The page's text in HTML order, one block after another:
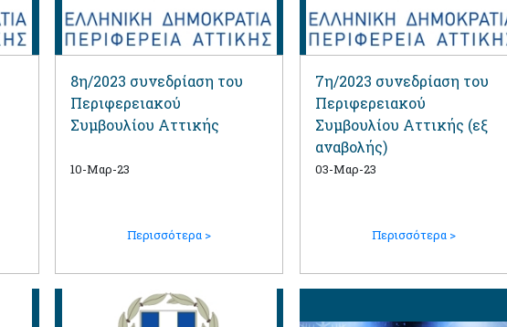
8η/2023 συνεδρίαση του
Περιφερειακού
Συμβουλίου Αττικής
10-Μαρ-23
Περισσότερα >
7η/2023 συνεδρίαση του
Περιφερειακού
Συμβουλίου Αττικής (εξ
αναβολής)
03-Μαρ-23
Περισσότερα >